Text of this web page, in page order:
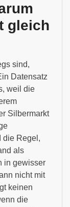
gleich
sind,
Datensatz
weil die
Silbermarkt
die Regel,
als
in gewisser
nicht mit
keinen
die